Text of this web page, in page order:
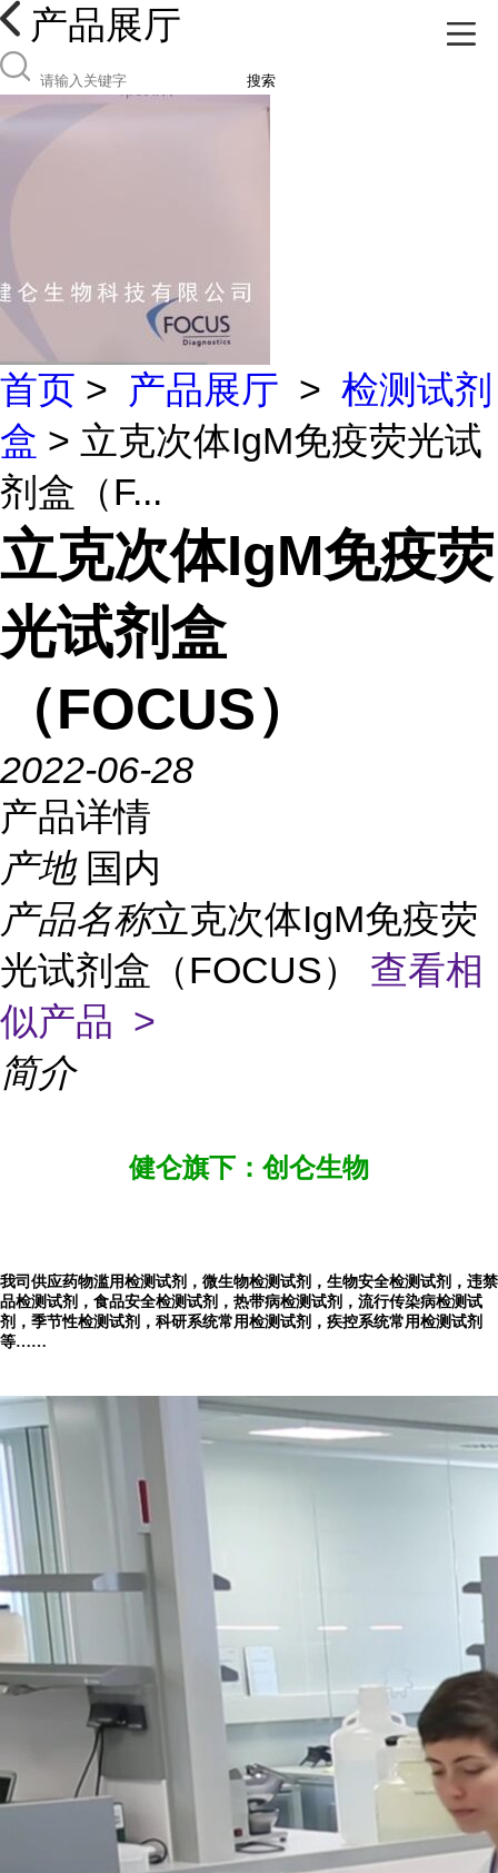
产品展厅
搜索
首页 > 产品展厅 > 检测试剂
盒 > 立克次体IgM免疫荧光试
剂盒（F...
立克次体IgM免疫荧
光试剂盒
（FOCUS）
2022-06-28
产品详情
产地 国内
产品名称立克次体IgM免疫荧
光试剂盒（FOCUS） 查看相
似产品 >
简介
健仑旗下：创仑生物
我司供应药物滥用检测试剂，微生物检测试剂，生物安全检测试剂，违禁
品检测试剂，食品安全检测试剂，热带病检测试剂，流行传染病检测试
剂，季节性检测试剂，科研系统常用检测试剂，疾控系统常用检测试剂
等……